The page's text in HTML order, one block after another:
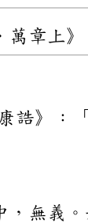
萬章上
誥》：
，無義。